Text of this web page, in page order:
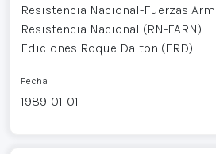
Resistencia Nacional-Fuerzas
Resistencia Nacional (RN-FARN)
Ediciones Roque Dalton (ERD)
Fecha
1989-01-01